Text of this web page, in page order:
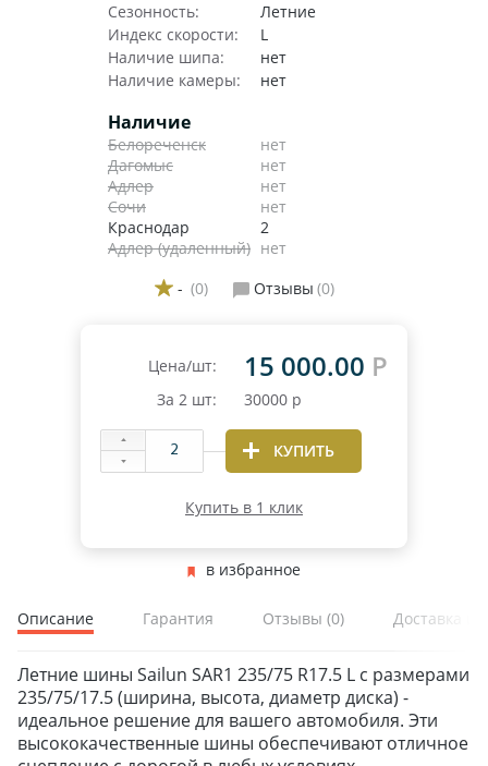
Сезонность:
Летние
Индекс скорости:
L
Наличие шипа:
нет
Наличие камеры:
нет
Наличие
Белореченск
нет
Дагомыс
нет
Адлер
нет
Сочи
нет
Краснодар
2
Адлер (удаленный) нет
- (0) Отзывы (0)
Цена/шт: 15 000.00 Р
За 2 шт: 30000 р
КУПИТЬ
Купить в 1 клик
в избранное
Описание Гарантия Отзывы (0) Доставка и
Летние шины Sailun SAR1 235/75 R17.5 L с размерами
235/75/17.5 (ширина, высота, диаметр диска) -
идеальное решение для вашего автомобиля. Эти
высококачественные шины обеспечивают отличное